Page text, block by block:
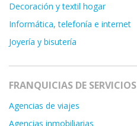
Decoración y textil hogar
Informática, telefonía e internet
Joyería y bisutería
FRANQUICIAS DE SERVICIOS
Agencias de viajes
Agencias inmobiliarias